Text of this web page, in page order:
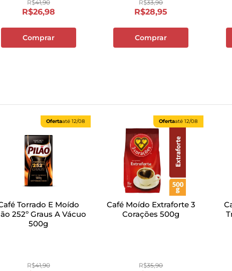
R$41,90
R$26,98
Comprar
R$33,90
R$28,95
Comprar
Ofertaaté12/08
Torrado E Moído
252º Graus A Vácuo
500g
R$41,90
Ofertaaté12/08
Café Moído Extraforte 3
Corações 500g
R$35,90